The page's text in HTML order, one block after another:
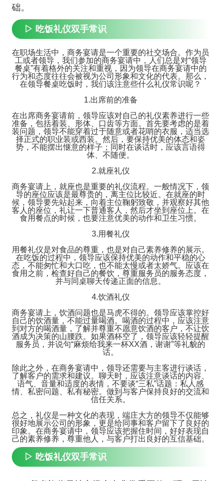
础。
▷ 吃饭礼仪双手常识
在职场生活中，商务宴请是一个重要的社交场合。作为员
工或者领导，我们参加的商务宴请中，人们总是对“领导
餐桌”有着格外的关注和重视，因为领导在商务宴请中的
行为和态度往往会被视为公司形象和文化的代表。那么，
在领导餐桌吃饭时，我们该注意些什么礼仪常识呢？
1.出席前的准备
在出席商务宴请前，领导应该对自己的礼仪素养进行一些
准备，包括着装、形体、口齿等方面。首先要考虑的是着
装问题，领导不能穿着过于随意或者花哨的衣服，适当选
择正式的职业装或西装。然后，要保持优美的体态和姿
势，不能摆出惬意的样子；同时在谈话时，应该言语得
体、不随便。
2.就座礼仪
商务宴请上，就座也是重要的礼仪流程。一般情况下，领
导的座位应该是最尊贵的，离主位比较近。在就座的时
候，领导要先站起来，向着主位鞠躬致敬，并观察好其他
客人的座位，礼让一下普通客人，然后才坐到座位上。在
食用餐点的时候，也要注意优美的动作和卫生习惯。
3.用餐礼仪
用餐礼仪是对食品的尊重，也是对自己素养修养的展示。
在吃饭的过程中，领导应该保持优美的动作和平稳的心
态，不能匆忙和大口吃，也不能太慢或者太娇气。应该在
食用之前，检查好自己的餐饮，尊重服务员的服务态度，
并与同桌聊天传递正面的信息。
4.饮酒礼仪
商务宴请上，饮酒问题也是马虎不得的。领导应该掌控好
自己的饮酒量，不能过量喝酒。喝酒的过程中，应该注意
到对方的喝酒量，了解并尊重不愿意饮酒的客户，不让饮
酒成为决策的山腰跌。如果酒杯空了，领导应该轻轻提醒
服务员，并说句“麻烦给我来一杯XX酒，谢谢”等礼貌的
话。
除此之外，在商务宴请中，领导还需要与主客进行谈话，
了解客户的需求和建议。聊天时，应该注意谈话的内容、
语气、音量和适度的表情，不要谈“三私”话题：私人感
情、私密问题、私有秘密。做到与客户保持良好的交流和
信任关系。
总之，礼仪是一种文化的表现，端庄大方的领导不仅能够
很好地展示公司的形象，更是给同事和客户留下了良好的
印象。在商务宴请中，领导应该把握住时间，好好表现自
己的素养修养，尊重他人，与客户打出良好的互信基础。
▷ 吃饭礼仪双手常识